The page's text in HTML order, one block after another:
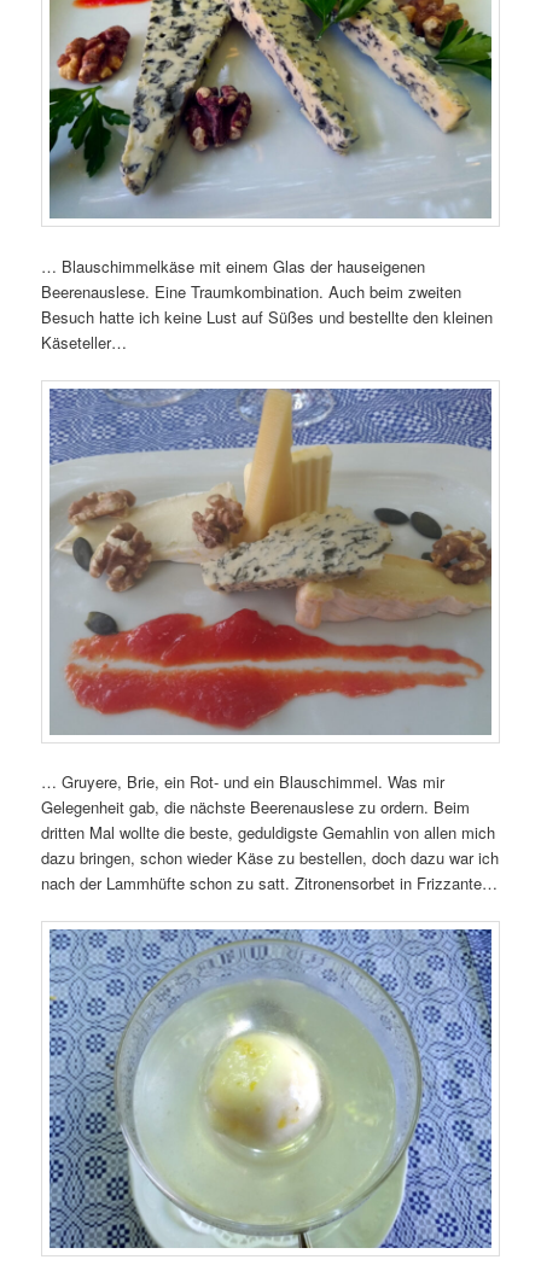
… Blauschimmelkäse mit einem Glas der hauseigenen
Beerenauslese. Eine Traumkombination. Auch beim zweiten
Besuch hatte ich keine Lust auf Süßes und bestellte den kleinen
Käseteller…
… Gruyere, Brie, ein Rot- und ein Blauschimmel. Was mir
Gelegenheit gab, die nächste Beerenauslese zu ordern. Beim
dritten Mal wollte die beste, geduldigste Gemahlin von allen mich
dazu bringen, schon wieder Käse zu bestellen, doch dazu war ich
nach der Lammhüfte schon zu satt. Zitronensorbet in Frizzante…